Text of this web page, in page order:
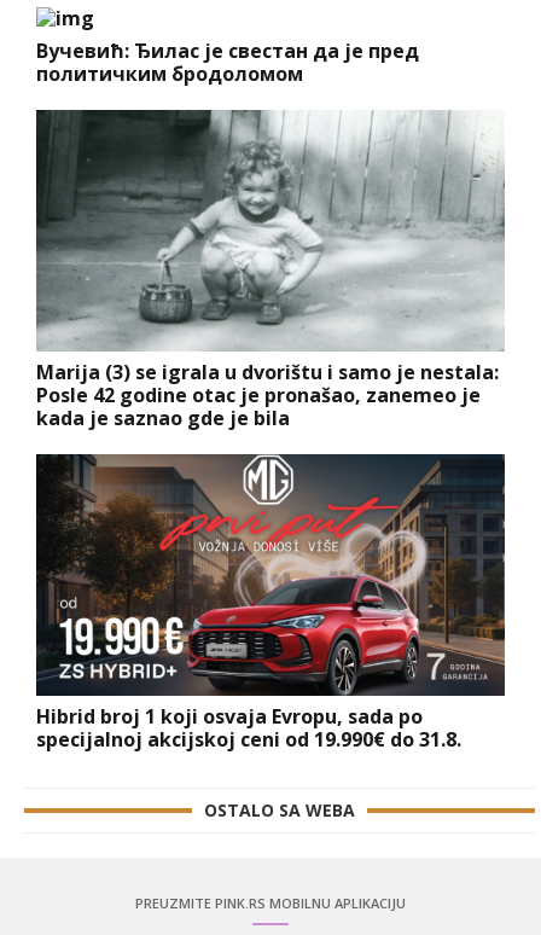
Вучевић: Ђилас је свестан да је пред
политичким бродоломом
Marija (3) se igrala u dvorištu i samo je nestala:
Posle 42 godine otac je pronašao, zanemeo je
kada je saznao gde je bila
Hibrid broj 1 koji osvaja Evropu, sada po
specijalnoj akcijskoj ceni od 19.990€ do 31.8.
OSTALO SA WEBA
PREUZMITE PINK.RS MOBILNU APLIKACIJU